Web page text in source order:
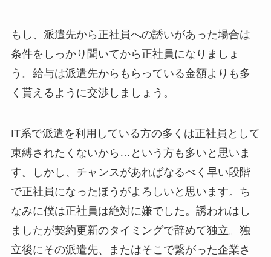
もし、派遣先から正社員への誘いがあった場合は
条件をしっかり聞いてから正社員になりましょ
う。給与は派遣先からもらっている金額よりも多
く貰えるように交渉しましょう。
IT系で派遣を利用している方の多くは正社員として
束縛されたくないから…という方も多いと思いま
す。しかし、チャンスがあればなるべく早い段階
で正社員になったほうがよろしいと思います。ち
なみに僕は正社員は絶対に嫌でした。誘われはし
ましたが契約更新のタイミングで辞めて独立。独
立後にその派遣先、またはそこで繋がった企業さ